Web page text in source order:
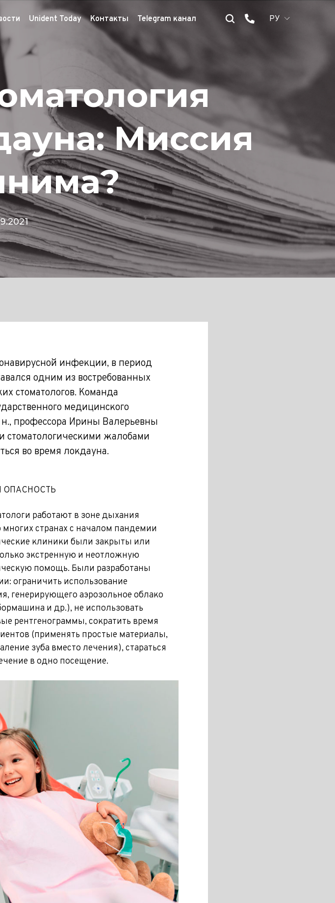
Unident Today Контакты Telegram канал РУ
Миссия
инфекции, в период
одним из востребованных
стоматологов. Команда
медицинского
н., профессора Ирины Валерьевны
стоматологическими жалобами
во время локдауна.
ОПАСНОСТЬ
работают в зоне дыхания
многих странах с началом пандемии
клиники были закрыты или
экстренную и неотложную
помощь. Были разработаны
ограничить использование
генерирующего аэрозольное облако
и др.), не использовать
рентгенограммы, сократить время
(применять простые материалы,
зуба вместо лечения), стараться
в одно посещение.